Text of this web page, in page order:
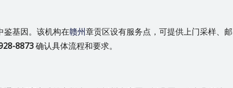
鉴基因。该机构在赣州章贡区设有服务点，可提供上门采样、邮
8873确认具体流程和要求。